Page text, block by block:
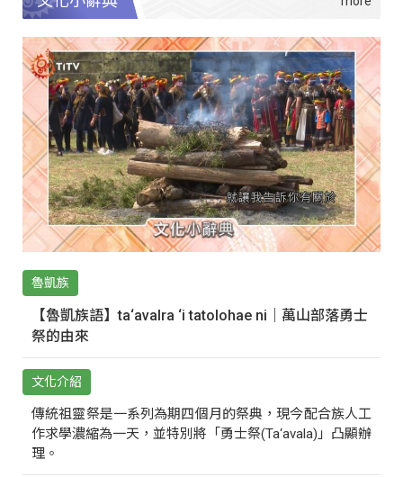
魯凱族
【魯凱族語】ta‘avalra ‘i tatolohae ni｜萬山部落勇士
祭的由來
文化介紹
傳統祖靈祭是一系列為期四個月的祭典，現今配合族人工
作求學濃縮為一天，並特別將「勇士祭(Ta‘avala)」凸顯辦
理。